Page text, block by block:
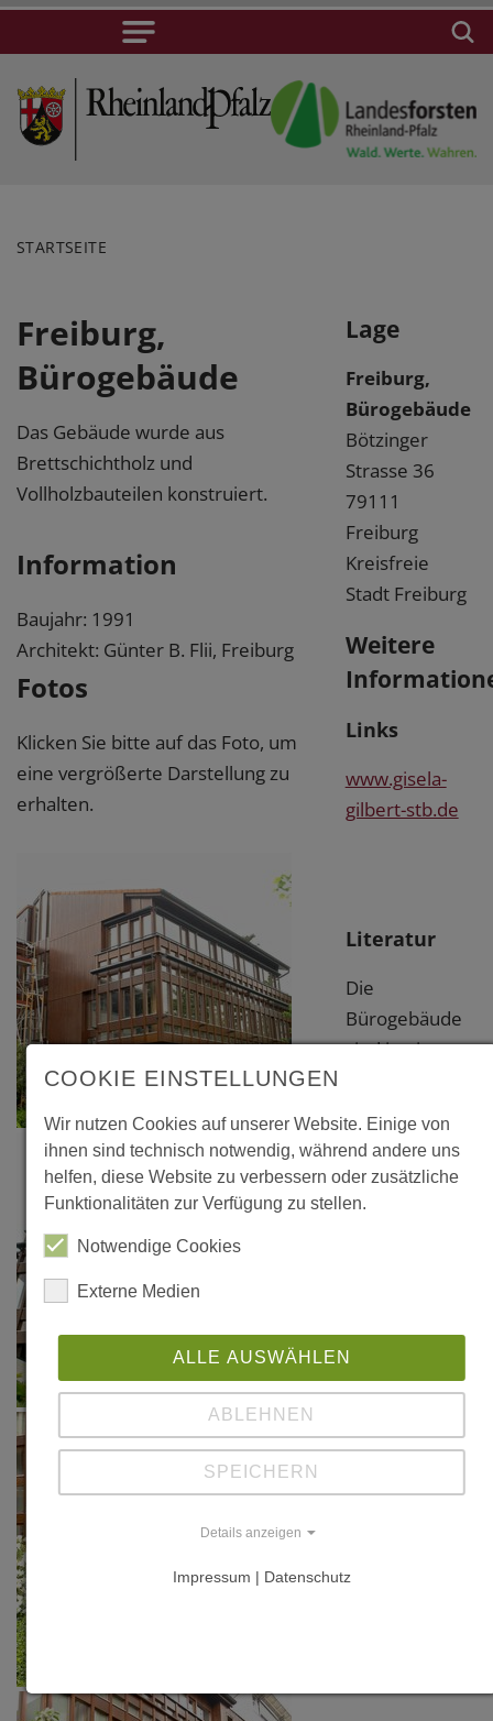
STARTSEITE
Freiburg,
Bürogebäude
Das Gebäude wurde aus
Brettschichtholz und
Vollholzbauteilen konstruiert.
Information
Baujahr: 1991
Architekt: Günter B. Flii, Freiburg
Fotos
Klicken Sie bitte auf das Foto, um
eine vergrößerte Darstellung zu
erhalten.
Lage
Freiburg,
Bürogebäude
Bötzinger
Strasse 36
79111
Freiburg
Kreisfreie
Stadt Freiburg
Weitere
Links
www.gisela-
gilbert-stb.de
Literatur
Die
Bürogebäude
sind in einem
in der Reihe:
Holz -
herausgegeben
von der
COOKIE EINSTELLUNGEN
Wir nutzen Cookies auf unserer Website. Einige von
ihnen sind technisch notwendig, während andere uns
helfen, diese Website zu verbessern oder zusätzliche
Funktionalitäten zur Verfügung zu stellen.
Notwendige Cookies
Externe Medien
ALLE AUSWÄHLEN
ABLEHNEN
SPEICHERN
Details anzeigen
Impressum | Datenschutz